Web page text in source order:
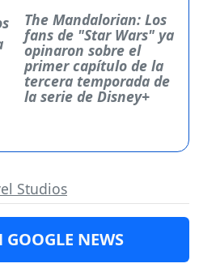
The Mandalorian: Los
fans de "Star Wars" ya
opinaron sobre el
primer capítulo de la
tercera temporada de
la serie de Disney+
Studios
GOOGLE NEWS